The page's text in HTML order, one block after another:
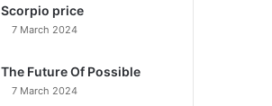
Scorpio price
7 March 2024
The Future Of Possible
7 March 2024